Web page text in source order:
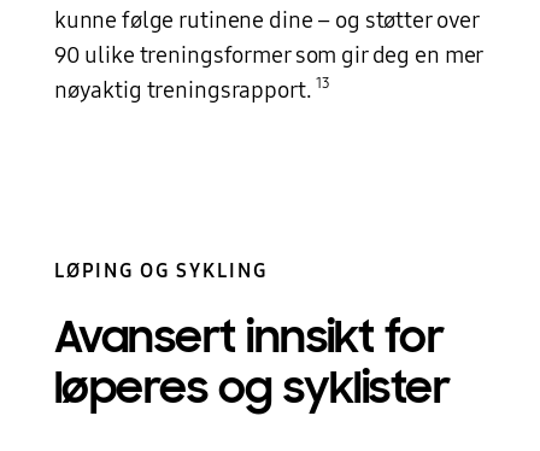
kunne følge rutinene dine – og støtter over
90 ulike treningsformer som gir deg en mer
nøyaktig treningsrapport. 13
LØPING OG SYKLING
Avansert innsikt for
løperesog syklister